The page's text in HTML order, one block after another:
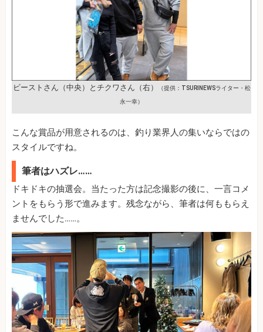
ビーストさん（中央）とチクワさん（右） （提供：TSURINEWSライター・松
永一幸）
こんな賞品が用意されるのは、釣り業界人の集いならではの
スタイルですね。
筆者はハズレ……
ドキドキの抽選会。当たった方は記念撮影の後に、一言コメ
ントをもらう形で進みます。残念ながら、筆者は何ももらえ
ませんでした……。